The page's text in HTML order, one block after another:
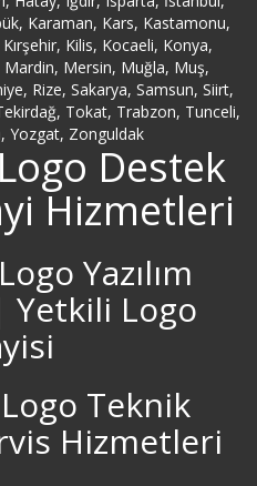
Karaman, Kars, Kastamonu,
Kırşehir, Kilis, Kocaeli, Konya,
Mersin, Muğla, Muş,
Rize, Sakarya, Samsun, Siirt,
Tokat, Trabzon, Tunceli,
Yozgat, Zonguldak
Destek
Hizmetleri
Yazılım
Yetkili Logo
Teknik
Hizmetleri